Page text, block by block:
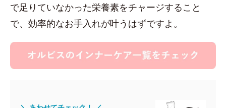
で足りていなかった栄養素をチャージすること
で、効率的なお手入れが叶うはずですよ。